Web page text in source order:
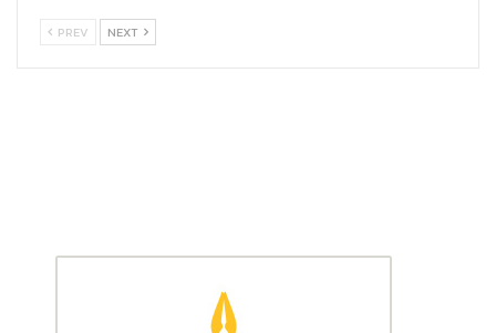
ชีวิตที่สะอาดขึ้น สวยงามขึ้น และสุขภาพของผู้คนที่ดีขึ้น สังคมที่น่าอยู่
และโลกที่สดใส โดยร้อยเรียงเส้นทางที่เริ่มต้นตั้งแต่ ‘เสียงสะท้อนจาก
เด็กและเยาวชน‘ นำไปสู่ ‘การลงมือทำ’ และต่อยอดอย่างยั่งยืนสู่เส้น
PREV NEXT